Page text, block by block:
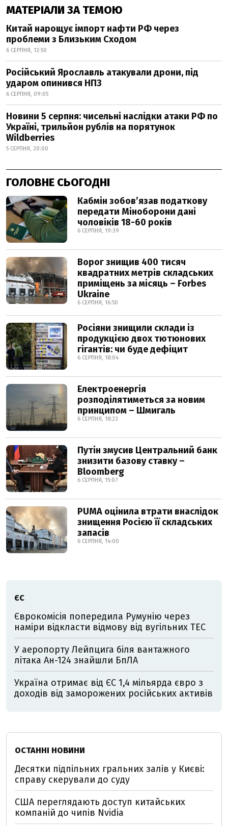
МАТЕРІАЛИ ЗА ТЕМОЮ
Китай нарощує імпорт нафти РФ через
проблеми з Близьким Сходом
6 СЕРПНЯ, 12:50
Російський Ярославль атакували дрони, під
ударом опинився НПЗ
6 СЕРПНЯ, 09:05
Новини 5 серпня: чисельні наслідки атаки РФ по
Україні, трильйон рублів на порятунок
Wildberries
5 СЕРПНЯ, 20:00
ГОЛОВНЕ СЬОГОДНІ
Кабмін зобовʼязав податкову
передати Міноборони дані
чоловіків 18-60 років
6 СЕРПНЯ, 19:39
Ворог знищив 400 тисяч
квадратних метрів складських
приміщень за місяць – Forbes
Ukraine
6 СЕРПНЯ, 16:50
Росіяни знищили склади із
продукцією двох тютюнових
гігантів: чи буде дефіцит
6 СЕРПНЯ, 18:04
Електроенергія
розподілятиметься за новим
принципом – Шмигаль
6 СЕРПНЯ, 18:23
Путін змусив Центральний банк
знизити базову ставку –
Bloomberg
6 СЕРПНЯ, 15:07
PUMA оцінила втрати внаслідок
знищення Росією її складських
запасів
6 СЕРПНЯ, 14:00
ЄС
Єврокомісія попередила Румунію через
наміри відкласти відмову від вугільних ТЕС
У аеропорту Лейпцига біля вантажного
літака Ан-124 знайшли БпЛА
Україна отримає від ЄС 1,4 мільярда євро з
доходів від заморожених російських активів
ОСТАННІ НОВИНИ
Десятки підпільних гральних залів у Києві:
справу скерували до суду
США переглядають доступ китайських
компаній до чипів Nvidia